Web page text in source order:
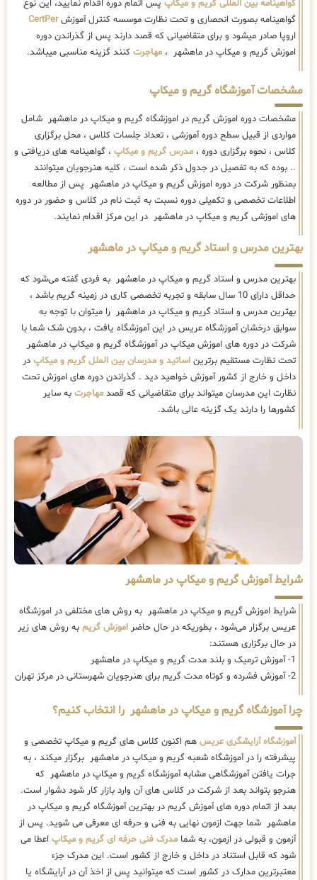
گواهینامه بین المللی گریم و میکاپ پس اتمام دوره اقدام نمایید، این نوع
گواهینامه بصورت انحصاری و تحت نظارت موسسه کنترل آموزشCertPer
اروپا صادر میشود و برای متقاضیانی که قصد دارند پس از گذراندن دوره
اموزش گریم و میکاپ در ماهشهر ، مهاجرت کنند گزینه مناسبی میباشد.
مشخصات آموزشگاه گریم و میکاپ
مشخصات دوره اموزش گریم در اموزشگاه گریم و میکاپ در ماهشهر شامل
مواردی از قبیل سطح دوره آموزشی ، تعداد جلسات کلاس ، محل برگزاری
کلاس ، نحوه برگزاری دوره ، مدرس گریم و میکاپ ، گواهینامه های دریافتی و
.. بوده که به تفصیل در جدول ذکر شده است ، کلیه هنرجویان میتوانند
بمنظور شرکت در دوره اموزش گریم و میکاپ در ماهشهر پس از مطالعه
اطلاعات تخصصی و تکمیلی دوره نسبت به ثبت نام در کلاس و حضور در دوره
های اموزشی گریم و میکاپ در ماهشهر در این مرکز اقدام نمایند.
بهترین مدرس و استاد گریم و میکاپ در ماهشهر
بهترین مدرس و استاد گریم و میکاپ در ماهشهر به فردی گفته می‌شود که
حداقل دارای 10 سال سابقه و تجربه تخصصی کاری در زمینه گریم باشد ،
بهترین مدرس و استاد گریم و میکاپ در ماهشهر را میتوان با توجه به
سوابق درخشان آموزشگاه عریس در این آموزشگاه یافت ، بدون شک شما با
شرکت در دوره های اموزش میکاپ در آموزشگاه گریم و میکاپ در ماهشهر
تحت نظارت مستقیم برترین اساتید و مدرسان بین الملل گریم و میکاپ در
داخل و خارج از کشور آموزش خواهید دید . گذراندن دوره های اموزش تحت
نظارت این مدرسان میتواند برای متقاضیانی که قصد مهاجرت به سایر
کشورها را دارند یک گزینه عالی باشد.
شرایط آموزش گریم و میکاپ در ماهشهر
شرایط اموزش گریم و میکاپ در ماهشهر به روش های مختلفی در اموزشگاه
عریس برگزار می‌شود ، بطوریکه در حال حاضر اموزش گریم به روش های زیر
در حال برگزاری هستند:
1- آموزش ترمیک و بلند مدت گریم و میکاپ در ماهشهر
2- آموزش فشرده و کوتاه مدت گریم برای هنرجویان شهرستانی در مرکز تهران
چرا آموزشگاه گریم و میکاپ در ماهشهر را انتخاب کنیم؟
آموزشگاه آرایشگری عریس هم اکنون کلاس های گریم و میکاپ تخصصی و
پیشرفته را در آموزشگاه شعبه گریم و میکاپ در ماهشهر برگزار میکند ، به
جرات یافتن آموزشگاهی مشابه آموزشگاه گریم و میکاپ در ماهشهر که
هنرجو بتواند بعد از شرکت در کلاس های آن وارد بازار کار شود دشوار است.
بعد از اتمام دوره های آموزش گریم در بهترین آموزشگاه گریم و میکاپ در
ماهشهر شما جهت ازمون نهایی به فنی و حرفه ای معرفی می شوید. پس از
آزمون و قبولی در ازمون، به شما مدرک فنی حرفه ای گریم و میکاپ اعطا می
شود که قابل استناد در داخل و خارج از کشور است. این مدرک جزء
معتبرترین مدارک در کشور است که میتوانید پس از اخذ آن در آرایشگاه یا